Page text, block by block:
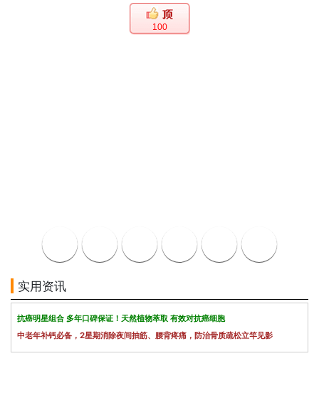
100
实用资讯
抗癌明星组合 多年口碑保证！天然植物萃取 有效对抗癌细胞
中老年补钙必备，2星期消除夜间抽筋、腰背疼痛，防治骨质疏松立竿见影